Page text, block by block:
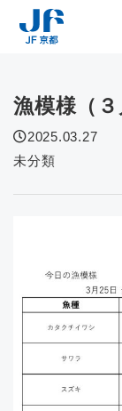
漁模様（３
2025.03.27
未分類